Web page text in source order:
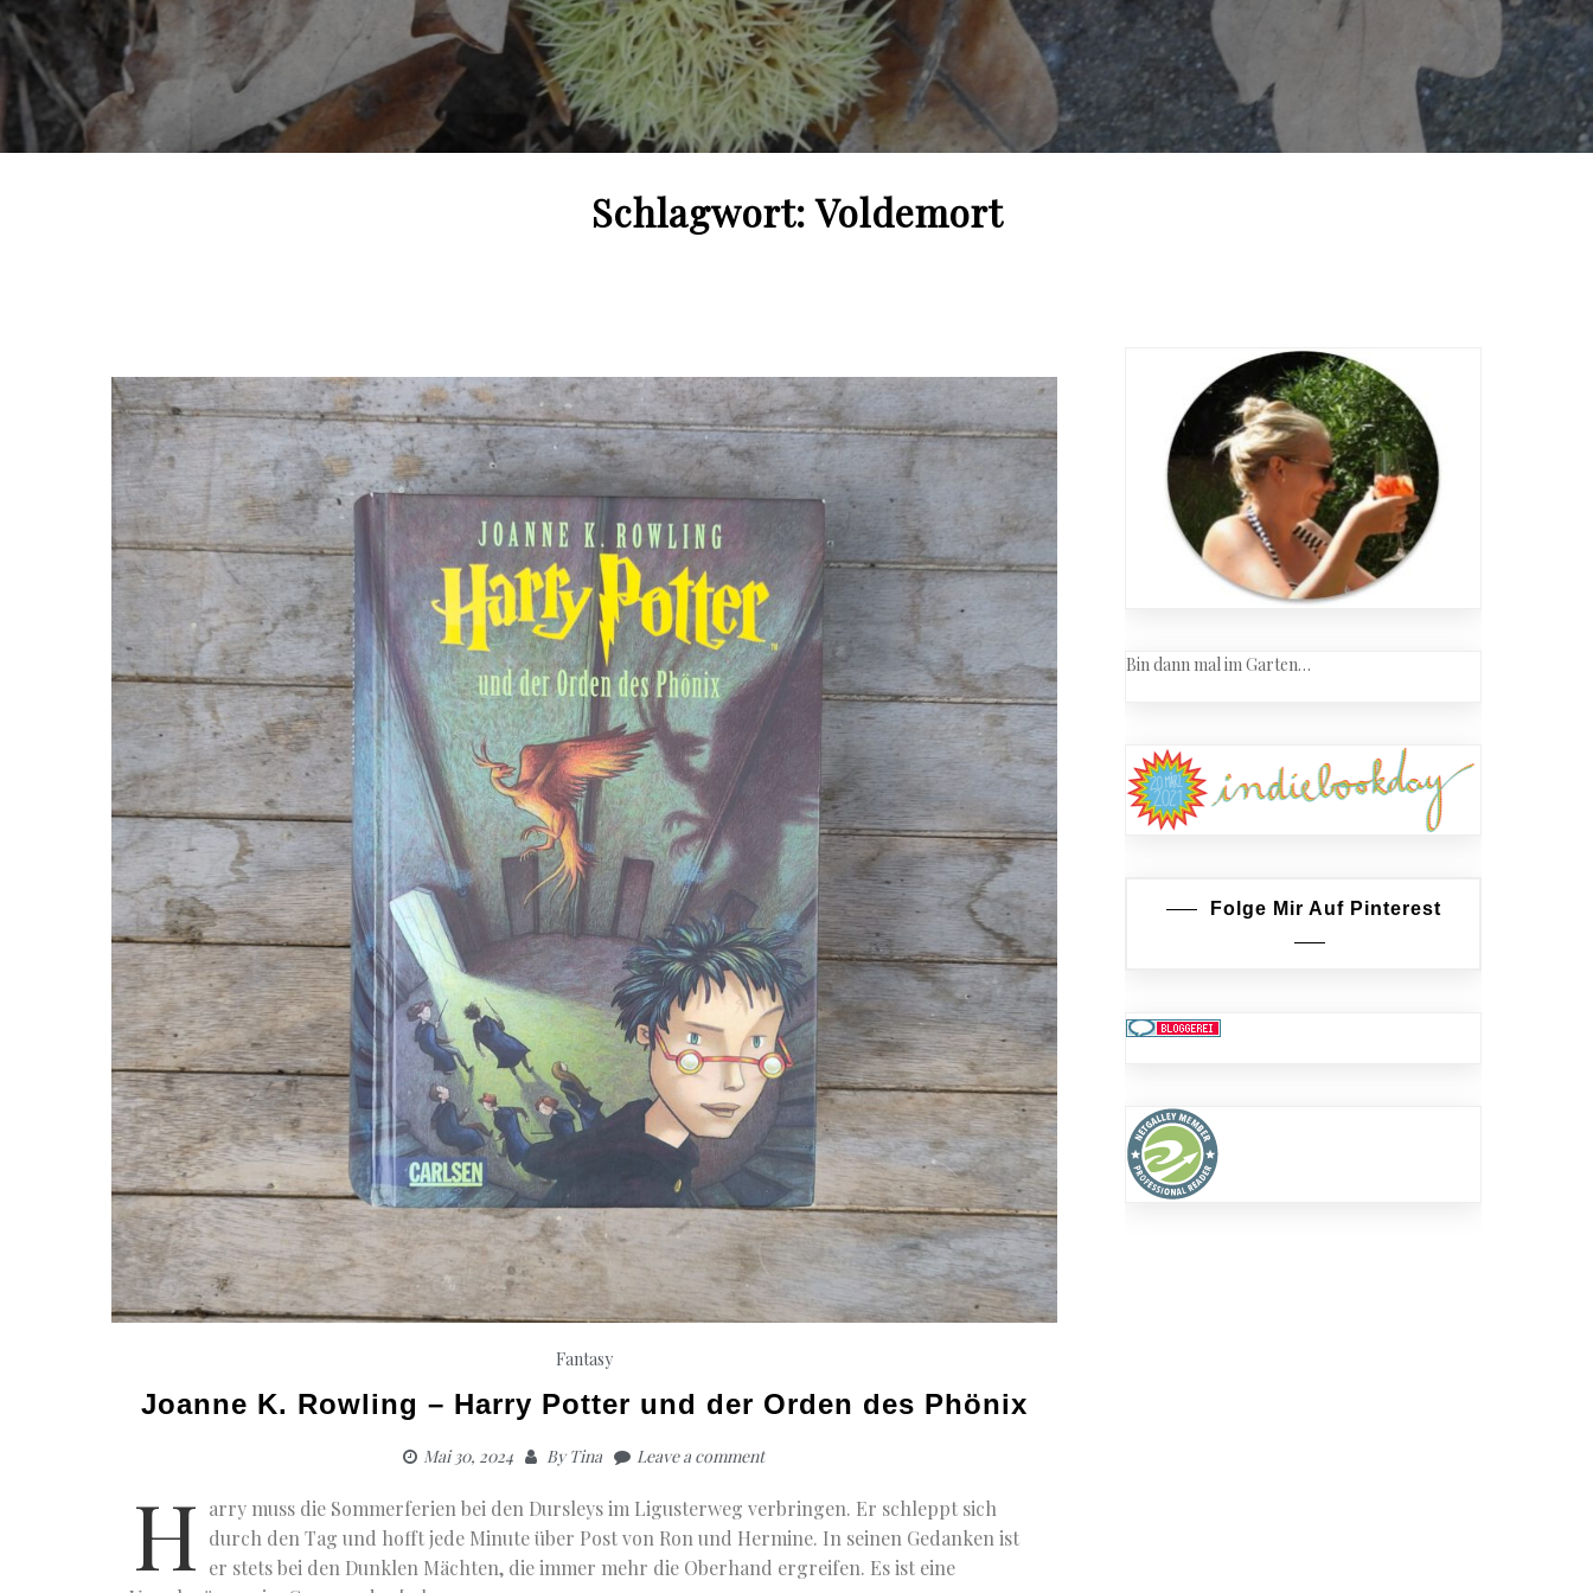
Schlagwort:Voldemort
Fantasy
Joanne K. Rowling – Harry Potter und der Orden des Phönix
Mai 30, 2024 ByTina Leave a comment
H arry muss die Sommerferien bei den Dursleys im Ligusterweg verbringen. Er schleppt sich
durch den Tag und hofft jede Minute über Post von Ron und Hermine. In seinen Gedanken ist
er stets bei den Dunklen Mächten, die immer mehr die Oberhand ergreifen. Es ist eine
Bin dann mal im Garten…
Folge Mir Auf Pinterest